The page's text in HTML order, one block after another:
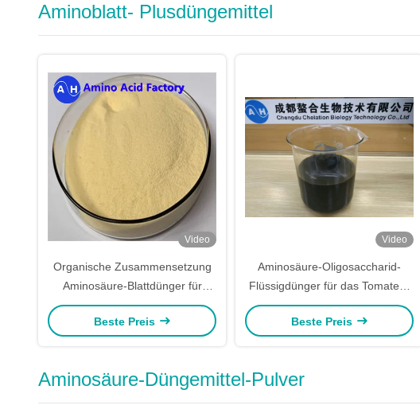
Aminoblatt- Plusdüngemittel
Video
Organische Zusammensetzung
Aminosäure-Blattdünger für
Gemüseanlagen
Beste Preis
Video
Aminosäure-Oligosaccharid-
Flüssigdünger für das Tomaten-
Blatt- Sprühen
Beste Preis
Aminosäure-Düngemittel-Pulver